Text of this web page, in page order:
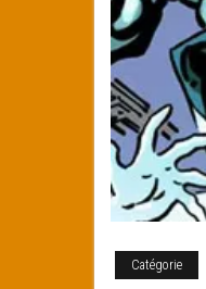
Catégorie